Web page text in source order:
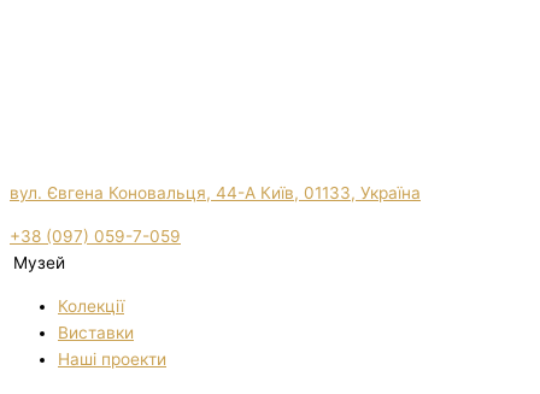
вул. Євгена Коновальця, 44-А Київ, 01133, Україна
+38 (097) 059-7-059
Музей
Колекції
Виставки
Нашi проекти